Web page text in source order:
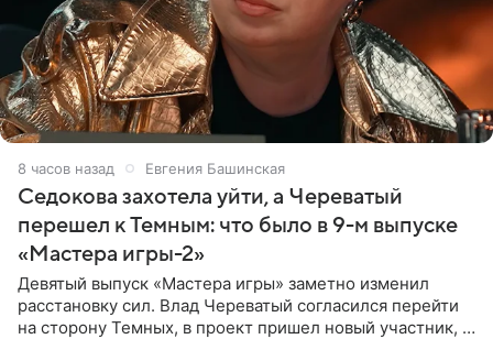
8 часов назад Евгения Башинская
Седокова захотела уйти, а Череватый
перешел к Темным: что было в 9-м выпуске
«Мастера игры-2»
Девятый выпуск «Мастера игры» заметно изменил
расстановку сил. Влад Череватый согласился перейти
на сторону Темных, в проект пришел новый участник, а